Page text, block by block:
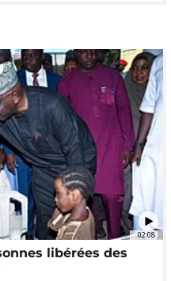
02:08
libérées des